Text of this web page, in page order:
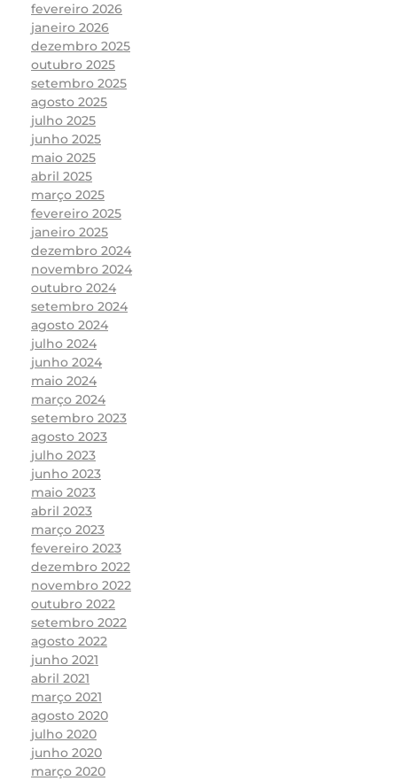
fevereiro 2026
janeiro 2026
dezembro 2025
outubro 2025
setembro 2025
agosto 2025
julho 2025
junho 2025
maio 2025
abril 2025
março 2025
fevereiro 2025
janeiro 2025
dezembro 2024
novembro 2024
outubro 2024
setembro 2024
agosto 2024
julho 2024
junho 2024
maio 2024
março 2024
setembro 2023
agosto 2023
julho 2023
junho 2023
maio 2023
abril 2023
março 2023
fevereiro 2023
dezembro 2022
novembro 2022
outubro 2022
setembro 2022
agosto 2022
junho 2021
abril 2021
março 2021
agosto 2020
julho 2020
junho 2020
março 2020